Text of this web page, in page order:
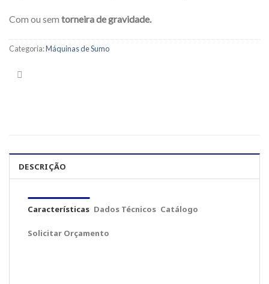
Com ou sem torneira de gravidade.
Categoria:Máquinas de Sumo
DESCRIÇÃO
Características Dados Técnicos Catálogo
Solicitar Orçamento